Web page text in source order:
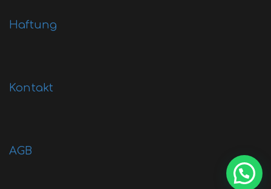
Haftung
Kontakt
AGB